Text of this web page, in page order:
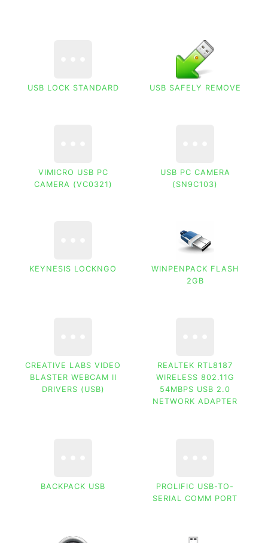
USB LOCK STANDARD USB SAFELY REMOVE
VIMICRO USB PC
CAMERA (VC0321)
USB PC CAMERA
(SN9C103)
KEYNESIS LOCKNGO
WINPENPACK FLASH
2GB
CREATIVE LABS VIDEO
BLASTER WEBCAM II
DRIVERS (USB)
REALTEK RTL8187
WIRELESS 802.11G
54MBPS USB 2.0
NETWORK ADAPTER
BACKPACK USB
PROLIFIC USB-TO-
SERIAL COMM PORT